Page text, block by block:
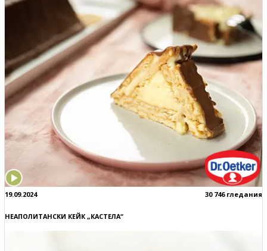
19.09.2024 30 746 гледания
НЕАПОЛИТАНСКИ КЕЙК „КАСТЕЛА“